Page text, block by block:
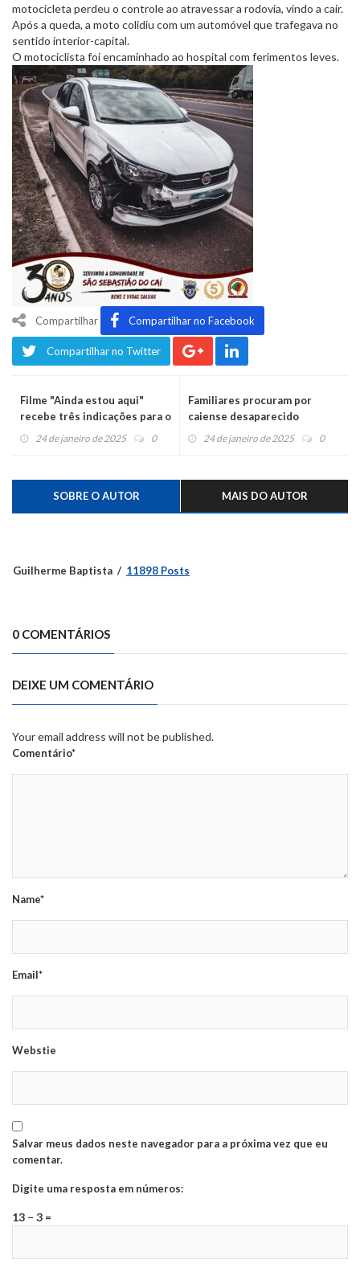
motocicleta perdeu o controle ao atravessar a rodovia, vindo a cair.
Após a queda, a moto colidiu com um automóvel que trafegava no
sentido interior-capital.
O motociclista foi encaminhado ao hospital com ferimentos leves.
Compartilhar Compartilhar no Facebook
Compartilhar no Twitter
Filme "Ainda estou aqui"
recebe três indicações para o
Oscar24 de janeiro de 2025 0
Familiares procuram por
caiense desaparecido
24 de janeiro de 2025 0
SOBRE O AUTOR MAIS DO AUTOR
Guilherme Baptista 11898 Posts
0 COMENTÁRIOS
DEIXE UM COMENTÁRIO
Your email address will not be published.
Comentário*
Name*
Email*
Webstie
Salvar meus dados neste navegador para a próxima vez que eu
comentar.
Digite uma resposta em números:
13 − 3 =